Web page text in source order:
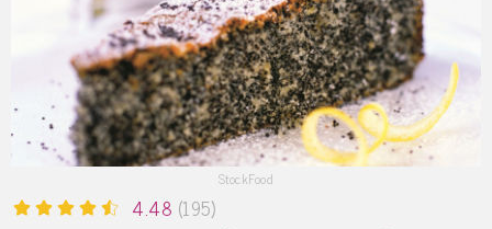
StockFood
4.48 (195)